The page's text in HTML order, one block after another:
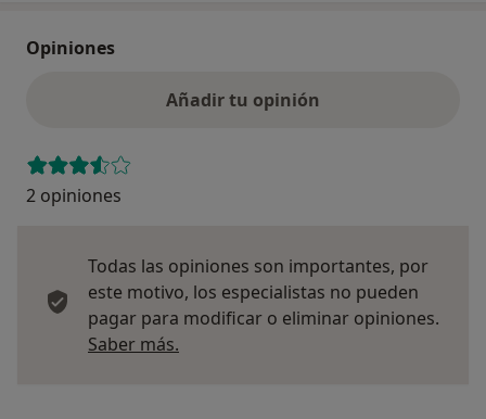
Opiniones
Añadir tu opinión
2 opiniones
Todas las opiniones son importantes, por
este motivo, los especialistas no pueden
pagar para modificar o eliminar opiniones.
Saber más.